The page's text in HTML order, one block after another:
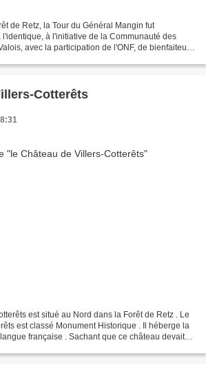
de Retz, la Tour du Général Mangin fut
à l'initiative de la Communauté des
avec la participation de l'ONF, de bienfaiteurs
Cotterêts
est situé au Nord dans la Forêt de Retz . Le
est classé Monument Historique . Il héberge la
française . Sachant que ce château devait